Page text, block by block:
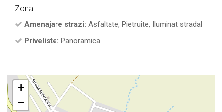
Zona
Amenajare strazi: Asfaltate, Pietruite, Iluminat stradal
Priveliste: Panoramica
+
−